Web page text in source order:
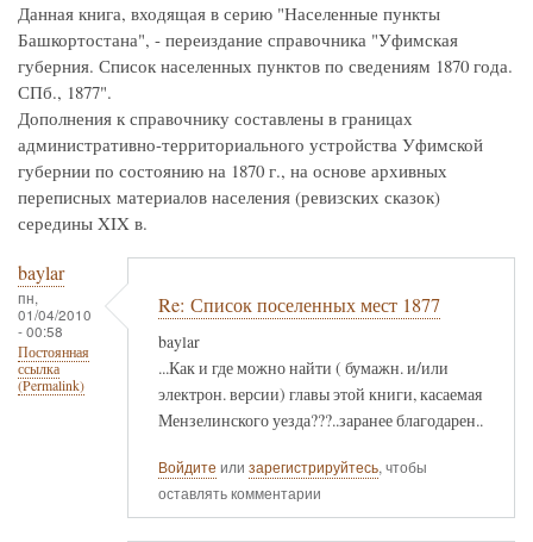
Данная книга, входящая в серию "Населенные пункты
Башкортостана", - переиздание справочника "Уфимская
губерния. Список населенных пунктов по сведениям 1870 года.
СПб., 1877".
Дополнения к справочнику составлены в границах
административно-территориального устройства Уфимской
губернии по состоянию на 1870 г., на основе архивных
переписных материалов населения (ревизских сказок)
середины XIX в.
baylar
пн,
01/04/2010
- 00:58
Постоянная
ссылка
(Permalink)
Re: Список поселенных мест 1877
baylar
...Как и где можно найти ( бумажн. и/или
электрон. версии) главы этой книги, касаемая
Мензелинского уезда???..заранее благодарен..
Войдите или зарегистрируйтесь, чтобы
оставлять комментарии